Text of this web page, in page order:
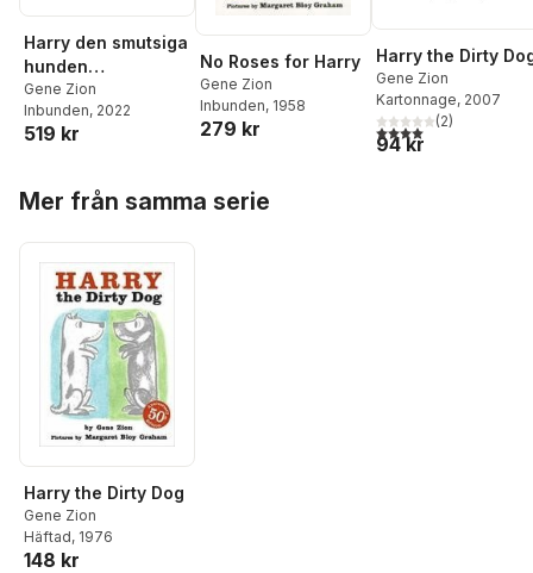
Harry den smutsiga
hunden
(Koreanska)
Gene Zion
Inbunden, 2022
519 kr
No Roses for Harry
Gene Zion
Inbunden, 1958
279 kr
Harry the Dirty
Gene Zion
Kartonnage, 2007
4,0utav 5 stjärnor.
(2)
94 kr
Mer från samma serie
Harry the Dirty Dog
Gene Zion
Häftad, 1976
148 kr